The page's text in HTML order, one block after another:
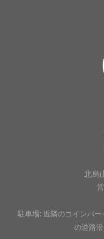
北烏
駐車場: 近隣のコインパ
の道路